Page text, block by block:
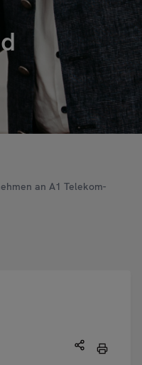
an A1 Telekom-